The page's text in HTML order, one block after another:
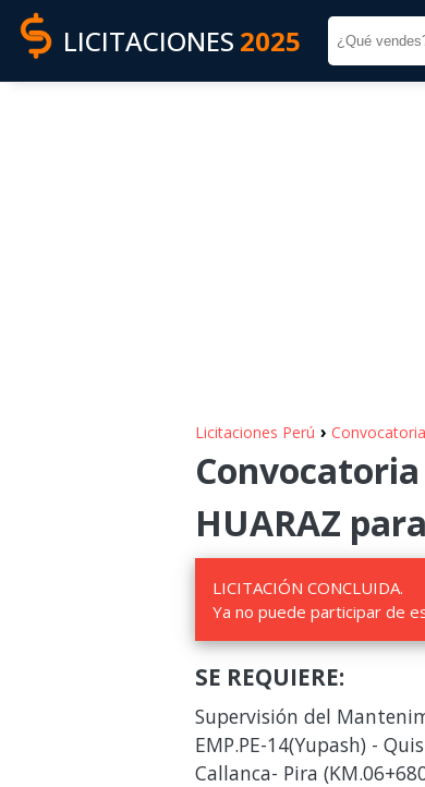
LICITACIONES 2025
Licitaciones Perú ›
Convocatoria
HUARAZ
LICITACIÓN CONCLUIDA.
Ya no puede participar de
SE REQUIERE:
Supervisión del
EMP.PE-14(Yupash) -
Callanca- Pira